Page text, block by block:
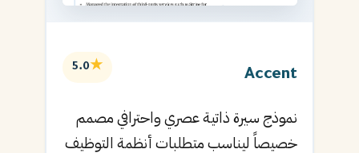
Accent
★
5.0
نموذج سيرة ذاتية عصري واحترافي مصمم
خصيصاً ليناسب متطلبات أنظمة التوظيف